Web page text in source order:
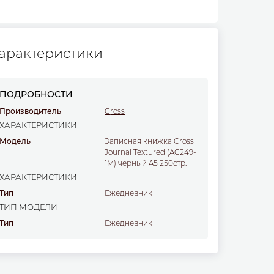
ПОДРОБНОСТИ
Производитель Cross
ХАРАКТЕРИСТИКИ
Модель
Записная книжка Cross
Journal Textured (AC249-
1M) черный A5 250стр.
ХАРАКТЕРИСТИКИ
Тип ежедневник
ТИП МОДЕЛИ
Тип Ежедневник